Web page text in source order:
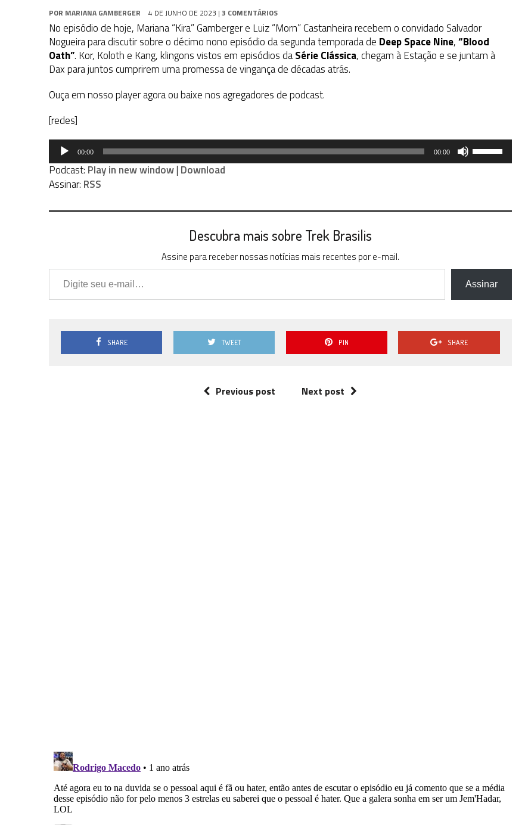
POR MARIANA GAMBERGER 4 DE JUNHO DE 2023 | 3 COMENTÁRIOS
No episódio de hoje, Mariana “Kira” Gamberger e Luiz “Morn” Castanheira recebem o convidado Salvador
Nogueira para discutir sobre o décimo nono episódio da segunda temporada de Deep Space Nine,“Blood
Oath”. Kor, Koloth e Kang, klingons vistos em episódios daSérie Clássica, chegam à Estação e se juntam à
Dax para juntos cumprirem uma promessa de vingança de décadas atrás.
Ouça em nosso player agora ou baixe nos agregadores de podcast.
[redes]
Tocador
áudio
00:00 00:00
ou
aumentar
ou
Podcast: Play in new window| Download
Assinar: RSS
Descubra mais sobre Trek Brasilis
Assine para receber nossas notícias mais recentes por e-mail.
Digite seu e-mail…
Assinar
SHARE TWEET PIN SHARE
Previous post Next post